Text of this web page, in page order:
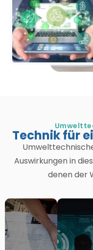
Technik für
Auswirkungen in
denen der